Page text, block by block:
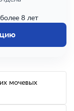
8 лет
мочевых